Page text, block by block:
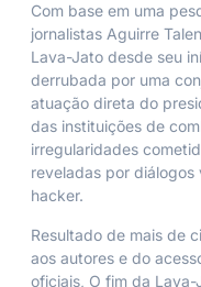
Com base em uma
jornalistas Aguirre
Lava-Jato desde seu
derrubada por uma
atuação direta do
das instituições de
irregularidades
reveladas por
hacker.
Resultado de mais de
aos autores e do
oficiais, O fim da Lava-